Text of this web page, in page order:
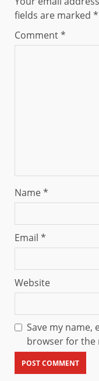
fields are marked *
Comment*
Name*
Email *
Website
Save my name,
browser for the